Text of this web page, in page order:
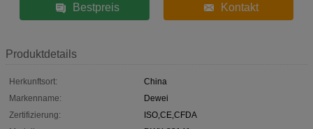
Bestpreis Kontakt
Produktdetails
Herkunftsort:
China
Markenname:
Dewei
Zertifizierung:
ISO,CE,CFDA